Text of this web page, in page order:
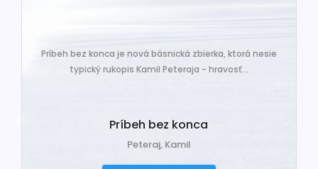
Príbeh bez konca je nová básnická zbierka, ktorá nesie
typický rukopis Kamil Peteraja - hravosť...
Príbeh bez konca
Peteraj, Kamil